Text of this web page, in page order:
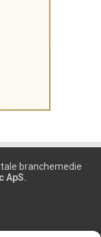
branchemedie
ApS.